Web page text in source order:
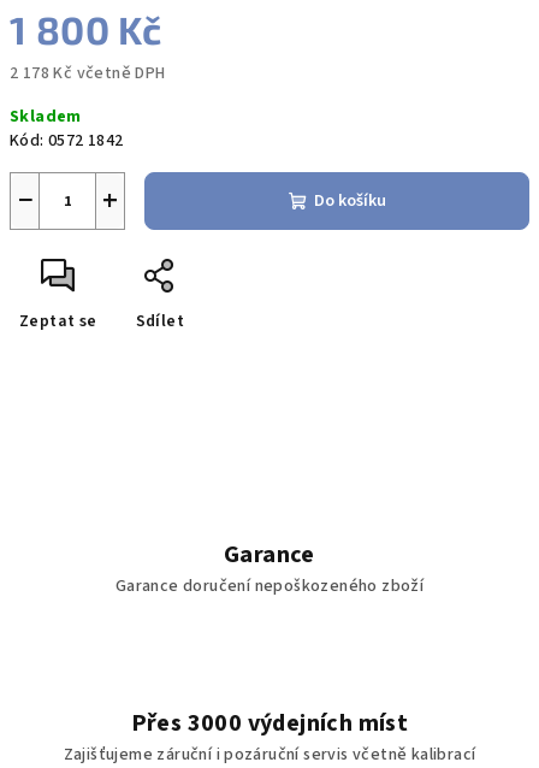
1 800 Kč
2 178 Kč včetně DPH
cena:
Skladem
Kód: 0572 1842
+
− Do košíku
Zeptat se Sdílet
Garance
Garance doručení nepoškozeného zboží
Přes 3000 výdejních míst
Zajišťujeme záruční i pozáruční servis včetně kalibrací